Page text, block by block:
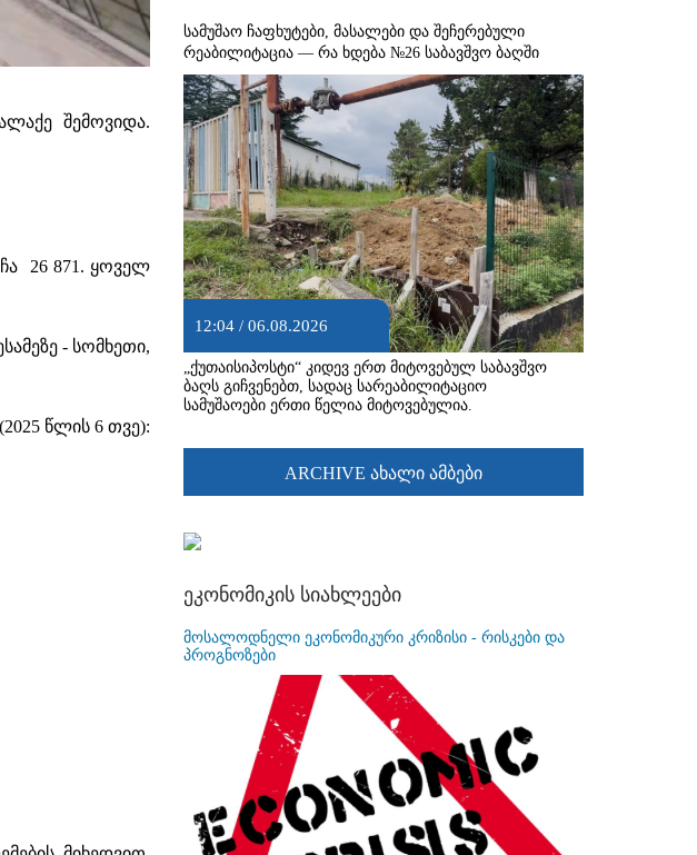
შემოვიდა.
26 871. ყოველ
- სომხეთი,
წლის 6 თვე):
სამუშაო ჩაფხუტები, მასალები და შეჩერებული
რეაბილიტაცია — რა ხდება №26 საბავშვო ბაღში
12:04 / 06.08.2026
„ქუთაისიპოსტი“ კიდევ ერთ მიტოვებულ საბავშვო
ბაღს გიჩვენებთ, სადაც სარეაბილიტაციო
სამუშაოები ერთი წელია მიტოვებულია.
ARCHIVE ახალი ამბები
ეკონომიკის სიახლეები
მოსალოდნელი ეკონომიკური კრიზისი - რისკები და
პროგნოზები